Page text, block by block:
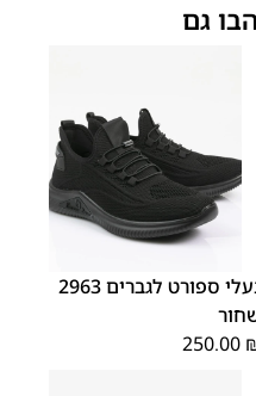
גם
40
41
42
43
נעלי ספורט לגברים 2963
250.00